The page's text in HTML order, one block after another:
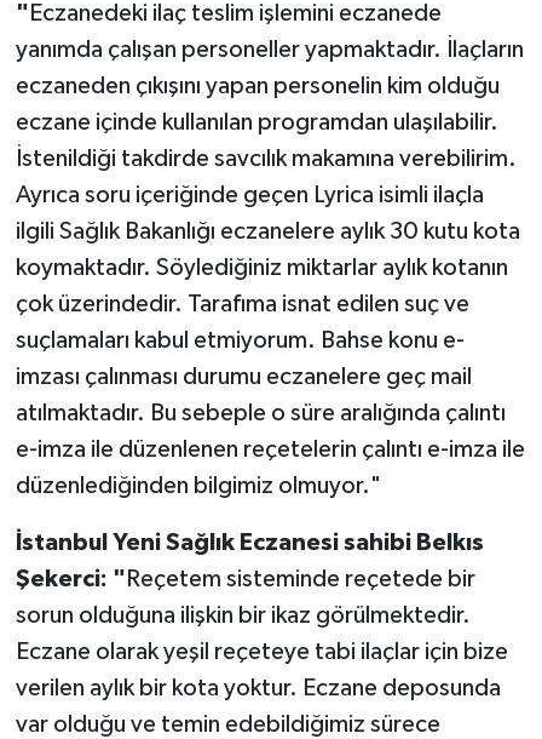
" Eczanedeki ilaç teslim işlemini eczanede
yanımda çalışan personeller yapmaktadır. İlaçların
eczaneden çıkışını yapan personelin kim olduğu
eczane içinde kullanılan programdan ulaşılabilir.
İstenildiği takdirde savcılık makamına verebilirim.
Ayrıca soru içeriğinde geçen Lyrica isimli ilaçla
ilgili Sağlık Bakanlığı eczanelere aylık 30 kutu kota
koymaktadır. Söylediğiniz miktarlar aylık kotanın
çok üzerindedir. Tarafıma isnat edilen suç ve
suçlamaları kabul etmiyorum. Bahse konu e-
imzası çalınması durumu eczanelere geç mail
atılmaktadır. Bu sebeple o süre aralığında çalıntı
e-imza ile düzenlenen reçetelerin çalıntı e-imza ile
düzenlediğinden bilgimiz olmuyor."
İstanbul Yeni Sağlık Eczanesi sahibi Belkıs
Şekerci: " Reçetem sisteminde reçetede bir
sorun olduğuna ilişkin bir ikaz görülmektedir.
Eczane olarak yeşil reçeteye tabi ilaçlar için bize
verilen aylık bir kota yoktur. Eczane deposunda
var olduğu ve temin edebildiğimiz sürece